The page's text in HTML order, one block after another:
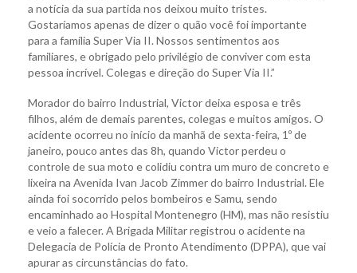
a notícia da sua partida nos deixou muito tristes.
Gostaríamos apenas de dizer o quão você foi importante
para a família Super Via II. Nossos sentimentos aos
familiares, e obrigado pelo privilégio de conviver com esta
pessoa incrível. Colegas e direção do Super Via II.”
Morador do bairro Industrial, Victor deixa esposa e três
filhos, além de demais parentes, colegas e muitos amigos. O
acidente ocorreu no início da manhã de sexta-feira, 1º de
janeiro, pouco antes das 8h, quando Victor perdeu o
controle de sua moto e colidiu contra um muro de concreto e
lixeira na Avenida Ivan Jacob Zimmer do bairro Industrial. Ele
ainda foi socorrido pelos bombeiros e Samu, sendo
encaminhado ao Hospital Montenegro (HM), mas não resistiu
e veio a falecer. A Brigada Militar registrou o acidente na
Delegacia de Polícia de Pronto Atendimento (DPPA), que vai
apurar as circunstâncias do fato.